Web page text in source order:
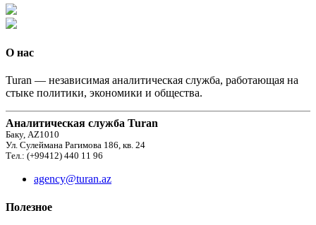
О нас
Turan — независимая аналитическая служба, работающая на
стыке политики, экономики и общества.
Аналитическая служба Turan
Баку, AZ1010
Ул. Сулеймана Рагимова 186, кв. 24
Тел.: (+99412) 440 11 96
agency@turan.az
Полезное